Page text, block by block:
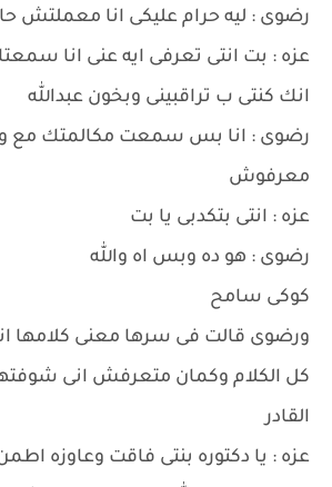
رضوى : ليه حرام عليكى انا معملتش
عزه : بت انتى تعرفى ايه عنى انا
انك كنتى ب تراقبينى وبخون عبدالله
رضوى : انا بس سمعت مكالمتك مع
معرفوش
عزه : انتى بتكدبى يا بت
رضوى : هو ده وبس اه والله
كوكى سامح
ورضوى قالت فى سرها معنى
كل الكلام وكمان متعرفش انى
القادر
عزه : يا دكتوره بنتى فاقت وعاوزه